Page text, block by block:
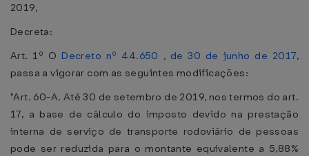
2019,
Decreta:
Art. 1º O Decreto nº 44.650 , de 30 de junho de 2017,
passa a vigorar com as seguintes modificações:
"Art. 60-A. Até 30 de setembro de 2019, nos termos do art.
17, a base de cálculo do imposto devido na prestação
interna de serviço de transporte rodoviário de pessoas
pode ser reduzida para o montante equivalente a 5,88%